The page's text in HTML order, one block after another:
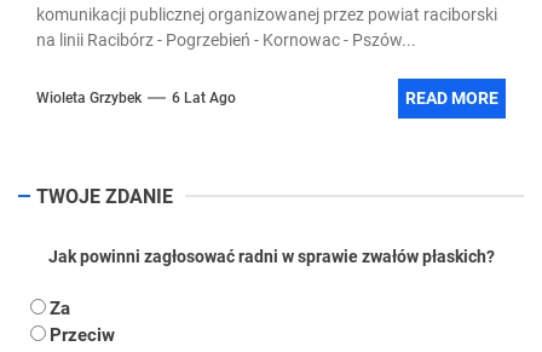
komunikacji publicznej organizowanej przez powiat raciborski
na linii Racibórz - Pogrzebień - Kornowac - Pszów...
Wioleta Grzybek 6 Lat Ago READ MORE
TWOJE ZDANIE
Jak powinni zagłosować radni w sprawie zwałów płaskich?
Za
Przeciw